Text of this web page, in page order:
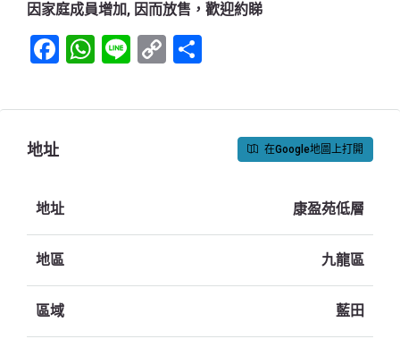
因家庭成員增加, 因而放售，歡迎約睇
Facebook
WhatsApp
LineCopy
地址 在Google地圖上打開
地址 康盈苑低層
地區 九龍區
區域 藍田